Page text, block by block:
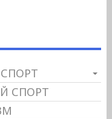
СПОРТ